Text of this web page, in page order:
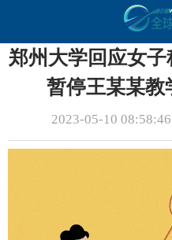
郑州大学回应女
暂停王某某教
2023-05-10